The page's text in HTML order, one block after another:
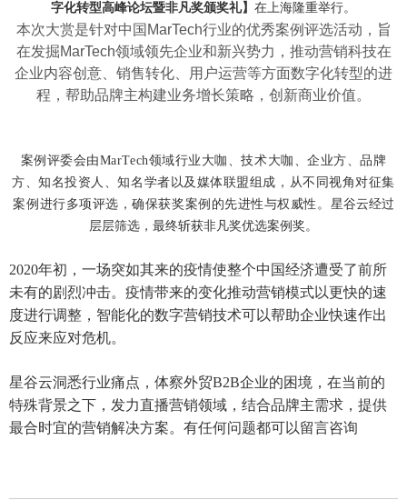
字化转型高峰论坛暨非凡奖颁奖礼】 在上海隆重举行。
本次大赏是针对中国MarTech行业的优秀案例评选活动，旨
在发掘MarTech领域领先企业和新兴势力，推动营销科技在
企业内容创意、销售转化、用户运营等方面数字化转型的进
程，帮助品牌主构建业务增长策略，创新商业价值。
案例评委会由MarTech领域行业大咖、技术大咖、企业方、品牌
方、知名投资人、知名学者以及媒体联盟组成，从不同视角对征集
案例进行多项评选，确保获奖案例的先进性与权威性。 星谷云经过
层层筛选 ，最终斩获非凡奖优选案例奖。
2020年初，一场突如其来的疫情使整个中国经济遭受了前所
未有的剧烈冲击。 疫情带来的变化推动营销模式以更快的速
度进行调整，智能化的数字营销技术可以帮助企业快速作出
反应来应对危机。
星谷云洞悉行业痛点，体察外贸B2B企业的困境，在当前的
特殊背景之下，发力直播营销领域，结合品牌主需求，提供
最合时宜的营销解决方案。有任何问题都可以留言咨询